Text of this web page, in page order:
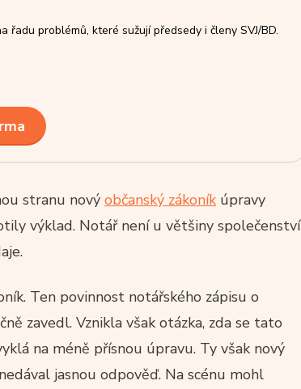
řadu problémů, které sužují předsedy i členy SVJ/BD.
stranu nový občanský zákoník úpravy
výklad. Notář není u většiny společenství
Ten povinnost notářského zápisu o
zavedl. Vznikla však otázka, zda se tato
na méně přísnou úpravu. Ty však nový
jasnou odpověď. Na scénu mohl